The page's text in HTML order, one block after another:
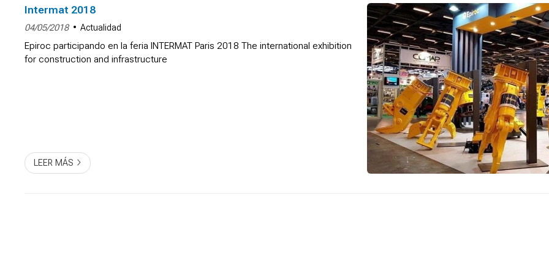
Intermat 2018
04/05/2018 Actualidad
Epiroc participando en la feria INTERMAT Paris 2018 The international exhibition
for construction and infrastructure
LEER MÁS